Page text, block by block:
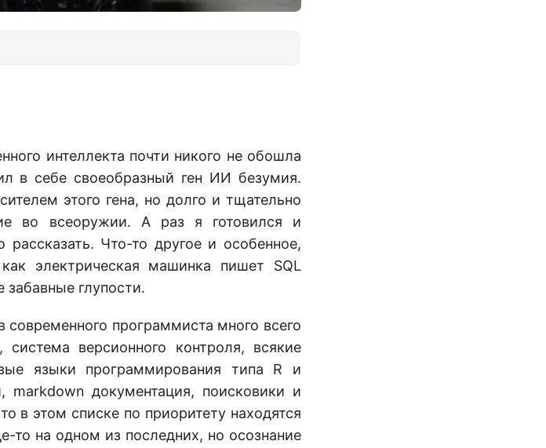
интеллекта почти никого не обошла
в себе своеобразный ген ИИ безумия.
этого гена, но долго и тщательно
во всеоружии. А раз я готовился и
Что-то другое и особенное,
электрическая машинка пишет SQL
забавные глупости.
программиста много всего
система версионного контроля, всякие
языки программирования типа R и
markdown документация, поисковики и
в этом списке по приоритету находятся
на одном из последних, но осознание